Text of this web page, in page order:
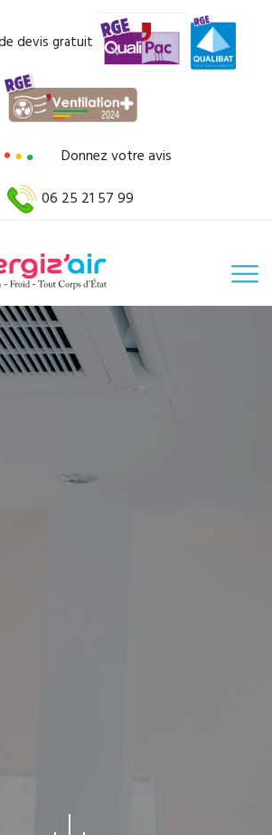
devis gratuit
Donnez votre avis
06 25 21 57 99
À Chaleur À
Le (95), (92) Ou